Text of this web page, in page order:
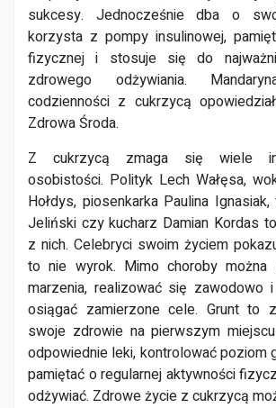
sukcesy. Jednocześnie dba o
korzysta z pompy insulinowej,
fizycznej i stosuje się do
zdrowego odżywiania.
codzienności z cukrzycą
Zdrowa Środa.
Z cukrzycą zmaga się wiele
osobistości. Polityk Lech Wałęsa,
Hołdys, piosenkarka Paulina
Jeliński czy kucharz Damian Kordas
z nich. Celebryci swoim życiem
to nie wyrok. Mimo choroby można
marzenia, realizować się zawodowo
osiągać zamierzone cele. Grunt to
swoje zdrowie na pierwszym
odpowiednie leki, kontrolować poziom
pamiętać o regularnej aktywności
odżywiać. Zdrowe życie z cukrzycą